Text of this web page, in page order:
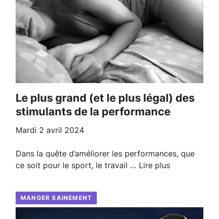
Le plus grand (et le plus légal) des
stimulants de la performance
mardi 2 avril 2024
Dans la quête d’améliorer les performances, que
ce soit pour le sport, le travail … Lire plus
MANGER SAINEMENT